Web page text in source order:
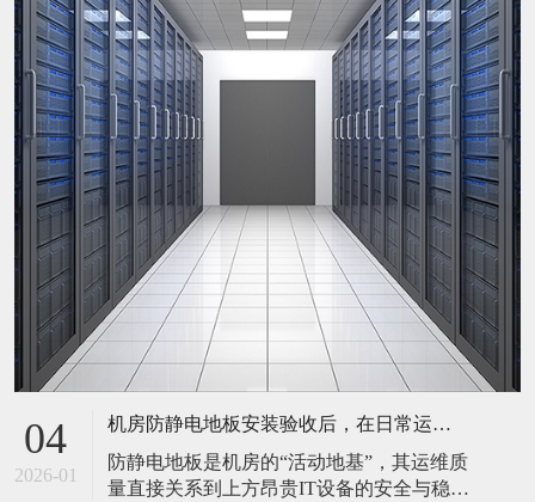
04
2026-01
机房防静电地板安装验收后，在日常运维中常常被忽视。请问，一套规范的、可操作的维护规程应包含哪些内容？有哪些“小问题”若不及时处理，会演变成“大故障”？
防静电地板是机房的“活动地基”，其运维质
量直接关系到上方昂贵IT设备的安全与稳